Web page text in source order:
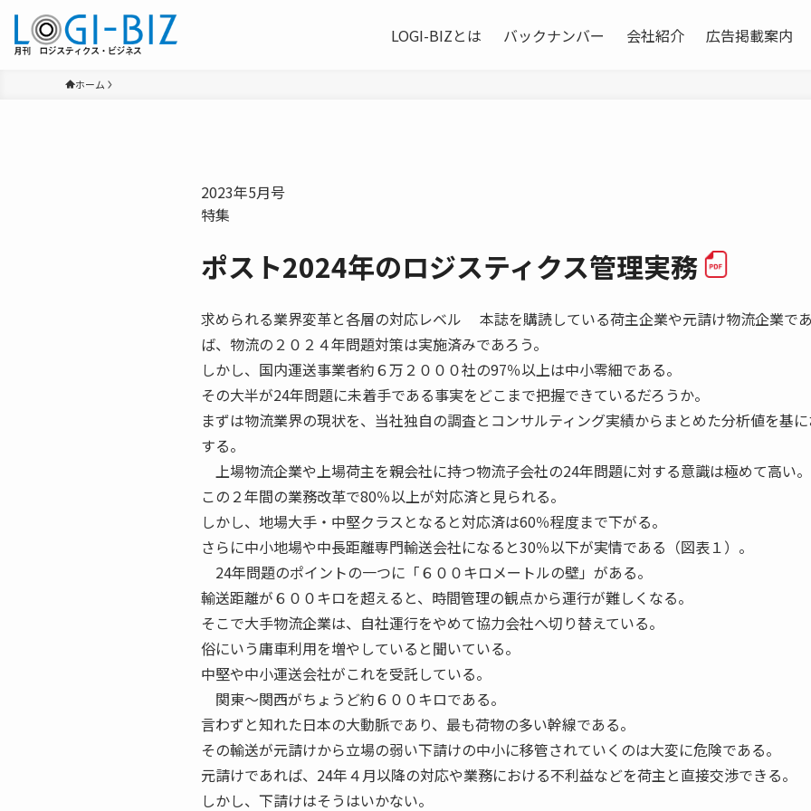
LOGI-BIZとは バックナンバー 会社紹介 広告掲載案内
ホーム
2023年5月号
特集
ポスト2024年のロジスティクス管理実務
求められる業界変革と各層の対応レベル 本誌を購読している荷主企業や元請け物流企業で
ば、物流の２０２４年問題対策は実施済みであろう。
しかし、国内運送事業者約６万２０００社の97％以上は中小零細である。
その大半が24年問題に未着手である事実をどこまで把握できているだろうか。
まずは物流業界の現状を、当社独自の調査とコンサルティング実績からまとめた分析値を基
する。
上場物流企業や上場荷主を親会社に持つ物流子会社の24年問題に対する意識は極めて高い。
この２年間の業務改革で80％以上が対応済と見られる。
しかし、地場大手・中堅クラスとなると対応済は60％程度まで下がる。
さらに中小地場や中長距離専門輸送会社になると30％以下が実情である（図表１）。
24年問題のポイントの一つに「６００キロメートルの壁」がある。
輸送距離が６００キロを超えると、時間管理の観点から運行が難しくなる。
そこで大手物流企業は、自社運行をやめて協力会社へ切り替えている。
俗にいう庸車利用を増やしていると聞いている。
中堅や中小運送会社がこれを受託している。
関東〜関西がちょうど約６００キロである。
言わずと知れた日本の大動脈であり、最も荷物の多い幹線である。
その輸送が元請けから立場の弱い下請けの中小に移管されていくのは大変に危険である。
元請けであれば、24年４月以降の対応や業務における不利益などを荷主と直接交渉できる。
しかし、下請けはそうはいかない。